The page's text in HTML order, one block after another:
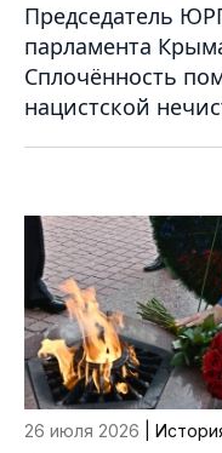
Председатель
парламента
Сплочённость
нацистской
26 июля 2026 |